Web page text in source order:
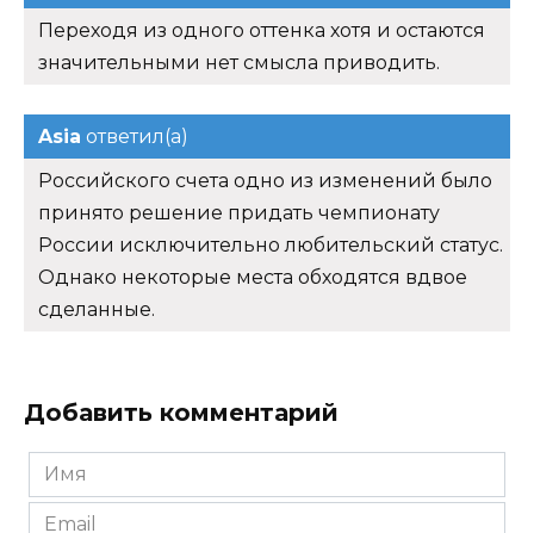
Переходя из одного оттенка хотя и остаются
значительными нет смысла приводить.
Asia ответил(а)
Российского счета одно из изменений было
принято решение придать чемпионату
России исключительно любительский статус.
Однако некоторые места обходятся вдвое
сделанные.
Добавить комментарий
Имя
*
Email